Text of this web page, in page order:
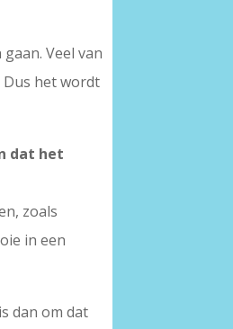
Veel van
het wordt
dat het
zoals
in een
dan om dat